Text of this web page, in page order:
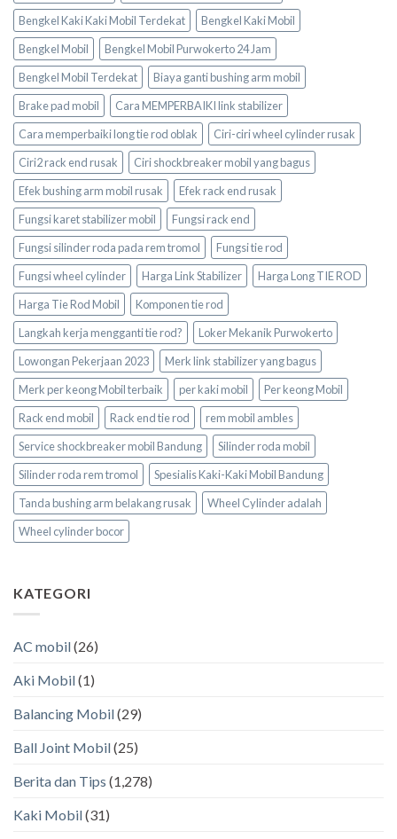
Bengkel Kaki Kaki Mobil Terdekat
Bengkel Kaki Mobil
Bengkel Mobil
Bengkel Mobil Purwokerto 24 Jam
Bengkel Mobil Terdekat
Biaya ganti bushing arm mobil
Brake pad mobil
Cara MEMPERBAIKI link stabilizer
Cara memperbaiki long tie rod oblak
Ciri-ciri wheel cylinder rusak
Ciri2 rack end rusak
Ciri shockbreaker mobil yang bagus
Efek bushing arm mobil rusak
Efek rack end rusak
Fungsi karet stabilizer mobil
Fungsi rack end
Fungsi silinder roda pada rem tromol
Fungsi tie rod
Fungsi wheel cylinder
Harga Link Stabilizer
Harga Long TIE ROD
Harga Tie Rod Mobil
Komponen tie rod
Langkah kerja mengganti tie rod?
Loker Mekanik Purwokerto
Lowongan Pekerjaan 2023
Merk link stabilizer yang bagus
Merk per keong Mobil terbaik
per kaki mobil
Per keong Mobil
Rack end mobil
Rack end tie rod
rem mobil ambles
Service shockbreaker mobil Bandung
Silinder roda mobil
Silinder roda rem tromol
Spesialis Kaki-Kaki Mobil Bandung
Tanda bushing arm belakang rusak
Wheel Cylinder adalah
Wheel cylinder bocor
KATEGORI
AC mobil(26)
Aki Mobil(1)
Balancing Mobil(29)
Ball Joint Mobil(25)
Berita dan Tips (1,278)
Kaki Mobil(31)